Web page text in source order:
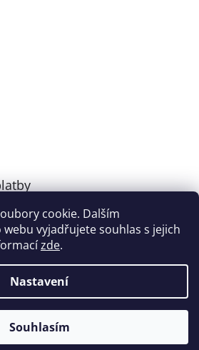
cookie. Dalším
vyjadřujete souhlas s jejich
zde.
Nastavení
Souhlasím
Vytvořil Shoptet
. Všechna práva vyhrazena.